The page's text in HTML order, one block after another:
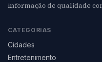
informação de qualidade
CATEGORIAS
Cidades
Entretenimento